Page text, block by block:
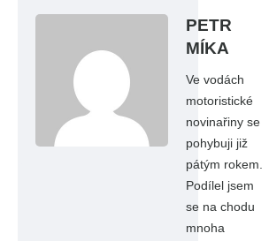
PETR
MÍKA
Ve vodách
motoristické
novinařiny se
pohybuji již
pátým rokem.
Podílel jsem
se na chodu
mnoha